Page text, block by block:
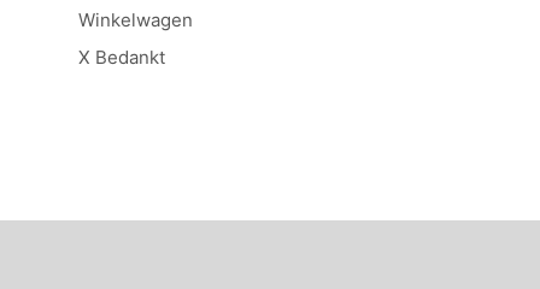
Winkelwagen
X Bedankt